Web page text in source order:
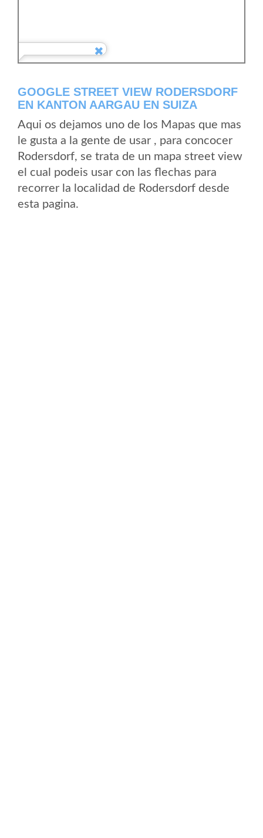
GOOGLE STREET VIEW RODERSDORF
EN KANTON AARGAU EN SUIZA
Aqui os dejamos uno de los Mapas que mas
le gusta a la gente de usar , para concocer
Rodersdorf, se trata de un mapa street view
el cual podeis usar con las flechas para
recorrer la localidad de Rodersdorf desde
esta pagina.